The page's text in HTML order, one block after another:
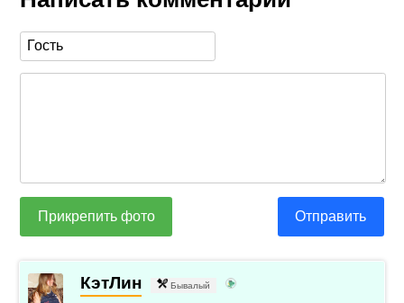
Прикрепить фото Отправить
КэтЛин Бывалый